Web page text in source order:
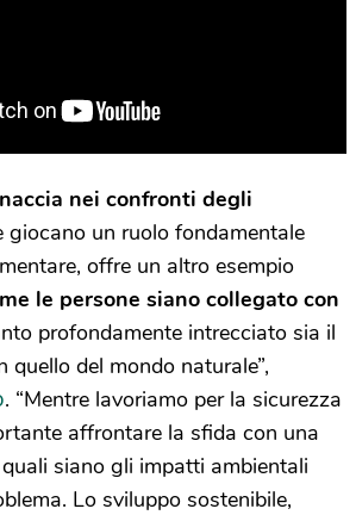
nei confronti degli
giocano un ruolo fondamentale
offre un altro esempio
le persone siano collegato con
profondamente intrecciato sia il
quello del mondo naturale”,
. “Mentre lavoriamo per la sicurezza
affrontare la sfida con una
siano gli impatti ambientali
Lo sviluppo sostenibile,